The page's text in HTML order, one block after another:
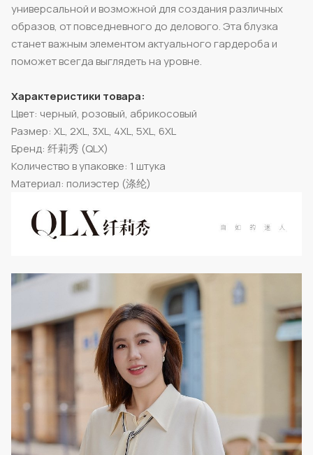
универсальной и возможной для создания различных
образов, от повседневного до делового. Эта блузка
станет важным элементом актуального гардероба и
поможет всегда выглядеть на уровне.
Характеристики товара:
Цвет: черный, розовый, абрикосовый
Размер: XL, 2XL, 3XL, 4XL, 5XL, 6XL
Бренд: 纤莉秀 (QLX)
Количество в упаковке: 1 штука
Материал: полиэстер (涤纶)